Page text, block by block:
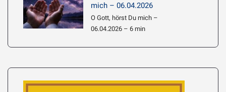
mich – 06.04.2026
O Gott, hörst Du mich –
06.04.2026 – 6 min